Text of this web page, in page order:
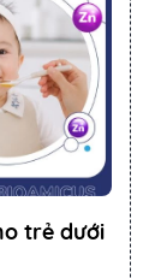
trẻ dưới